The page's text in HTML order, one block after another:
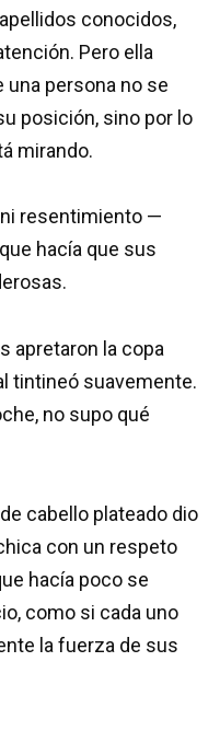
conocidos,
Pero ella
una persona no se
posición, sino por lo
mirando.
ni resentimiento —
hacía que sus
apretaron la copa
tintineó suavemente.
no supo qué
cabello plateado dio
con un respeto
hacía poco se
como si cada uno
la fuerza de sus